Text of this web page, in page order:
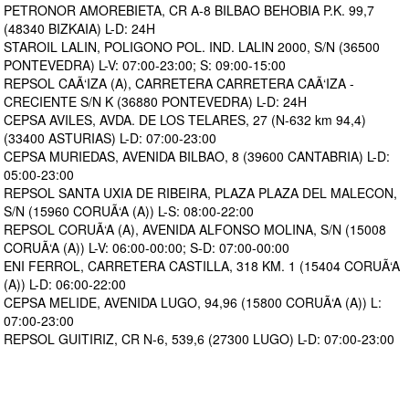
PETRONOR AMOREBIETA, CR A-8 BILBAO BEHOBIA P.K. 99,7
(48340 BIZKAIA) L-D: 24H
STAROIL LALIN, POLIGONO POL. IND. LALIN 2000, S/N (36500
PONTEVEDRA) L-V: 07:00-23:00; S: 09:00-15:00
REPSOL CAÃ‘IZA (A), CARRETERA CARRETERA CAÃ‘IZA -
CRECIENTE S/N K (36880 PONTEVEDRA) L-D: 24H
CEPSA AVILES, AVDA. DE LOS TELARES, 27 (N-632 km 94,4)
(33400 ASTURIAS) L-D: 07:00-23:00
CEPSA MURIEDAS, AVENIDA BILBAO, 8 (39600 CANTABRIA) L-D:
05:00-23:00
REPSOL SANTA UXIA DE RIBEIRA, PLAZA PLAZA DEL MALECON,
S/N (15960 CORUÃ‘A (A)) L-S: 08:00-22:00
REPSOL CORUÃ‘A (A), AVENIDA ALFONSO MOLINA, S/N (15008
CORUÃ‘A (A)) L-V: 06:00-00:00; S-D: 07:00-00:00
ENI FERROL, CARRETERA CASTILLA, 318 KM. 1 (15404 CORUÃ‘A
(A)) L-D: 06:00-22:00
CEPSA MELIDE, AVENIDA LUGO, 94,96 (15800 CORUÃ‘A (A)) L:
07:00-23:00
REPSOL GUITIRIZ, CR N-6, 539,6 (27300 LUGO) L-D: 07:00-23:00